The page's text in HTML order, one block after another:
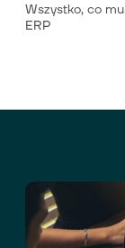
Wszystko, co
ERP